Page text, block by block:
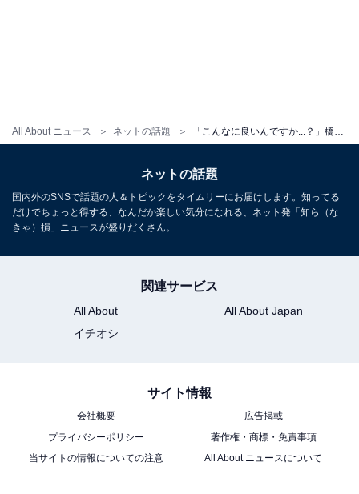
All About ニュース ネットの話題 「こんなに良いんですか...？」橋本環奈、手術姿に反響！ 格好いいオフショットに「医師役ハマり過ぎ！」の声
ネットの話題
国内外のSNSで話題の人＆トピックをタイムリーにお届けします。知ってる
だけでちょっと得する、なんだか楽しい気分になれる、ネット発「知ら（な
きゃ）損」ニュースが盛りだくさん。
関連サービス
All About
All About Japan
イチオシ
サイト情報
会社概要
広告掲載
プライバシーポリシー
著作権・商標・免責事項
当サイトの情報についての注意
All About ニュースについて